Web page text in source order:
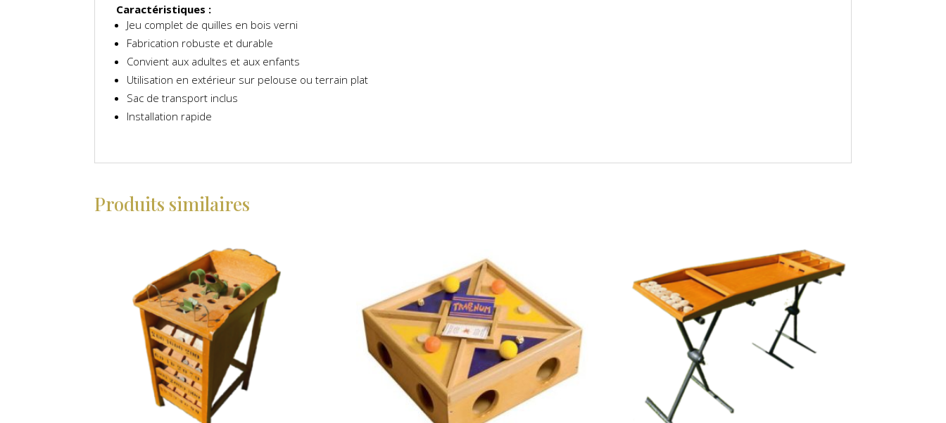
Caractéristiques :
Jeu complet de quilles en bois verni
Fabrication robuste et durable
Convient aux adultes et aux enfants
Utilisation en extérieur sur pelouse ou terrain plat
Sac de transport inclus
Installation rapide
Produits similaires